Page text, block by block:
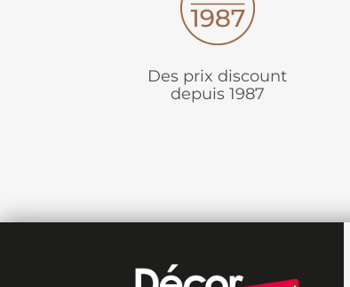
Des prix discount
depuis 1987